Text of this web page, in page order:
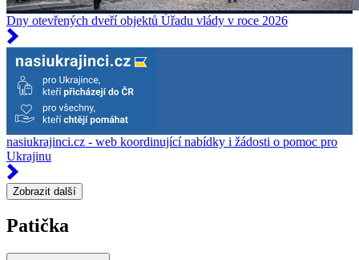
Dny otevřených dveří objektů Úřadu vlády v roce 2026
nasiukrajinci.cz - web koordinující nabídky i žádosti o pomoc pro
Ukrajinu
Zobrazit další
Patička